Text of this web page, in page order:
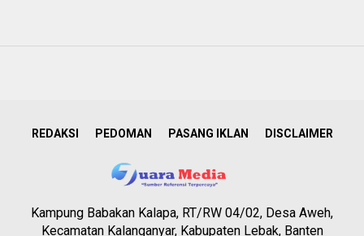
REDAKSI PEDOMAN PASANG IKLAN DISCLAIMER
Kampung Babakan Kalapa, RT/RW 04/02, Desa Aweh,
Kecamatan Kalanganyar, Kabupaten Lebak, Banten